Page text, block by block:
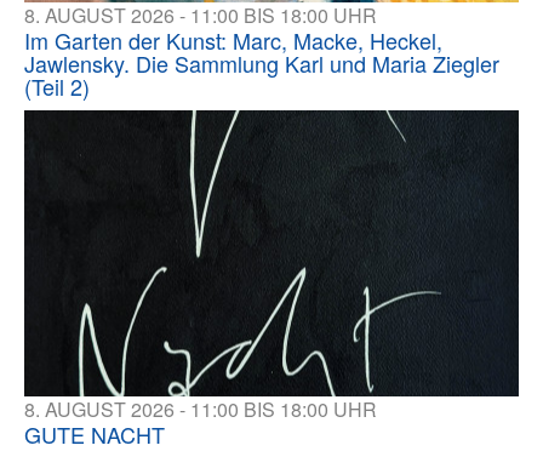
8. AUGUST 2026 - 11:00 BIS 18:00 UHR
Im Garten der Kunst: Marc, Macke, Heckel,
Jawlensky. Die Sammlung Karl und Maria Ziegler
(Teil 2)
8. AUGUST 2026 - 11:00 BIS 18:00 UHR
GUTE NACHT